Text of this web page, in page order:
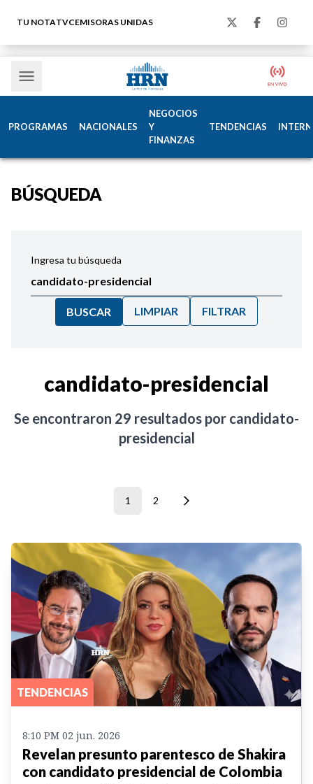
TU NOTATVCEMISORAS UNIDAS
PROGRAMAS NACIONALES
NEGOCIOS
Y
FINANZAS
TENDENCIAS
BÚSQUEDA
Ingresa tu búsqueda
BUSCAR LIMPIAR FILTRAR
candidato-presidencial
Se encontraron 29 resultados por candidato-
presidencial
1 2
TENDENCIAS
8:10 PM 02 jun. 2026
Revelan presunto parentesco de Shakira
con candidato presidencial de Colombia